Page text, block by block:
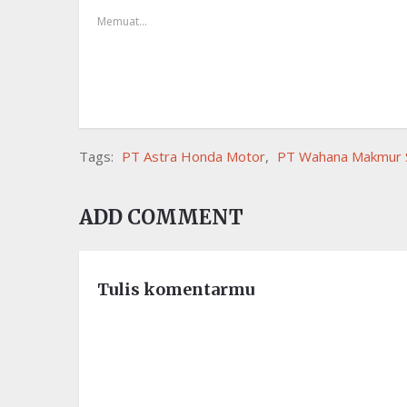
Memuat...
Tags: PT Astra Honda Motor, PT Wahana Makmur
ADD COMMENT
Tulis komentarmu